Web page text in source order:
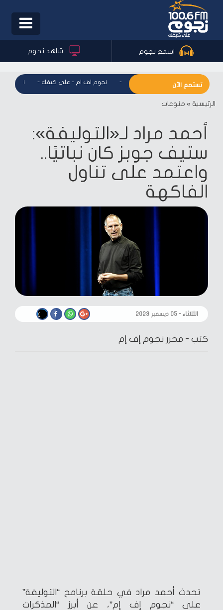
Toggle
اسمع نجوم شاهد نجوم
تستمع الآن - نجوم اف ام - على كيفك -نجوم اف ام - على كيفك نجوم اف
الرئيسية » منوعات
أحمد مراد لـ«التوليفة»:
ستيف جوبز كان نباتيًا..
واعتمد على تناول
الفاكهة
الثلاثاء - ٠٥ ديسمبر ٢٠٢٣
كتب - محرر نجوم إف إم
تحدث أحمد مراد في حلقة برنامج “التوليفة”
على “نجوم إف إم”، عن أبرز “المذكرات